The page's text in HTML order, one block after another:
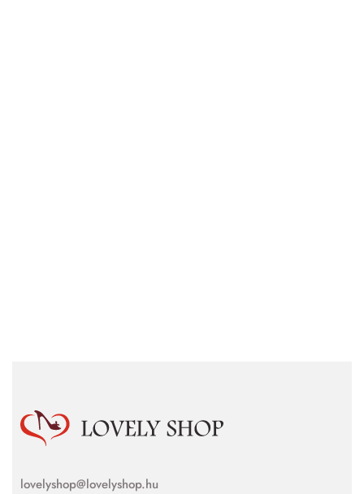
lovelyshop@lovelyshop.hu